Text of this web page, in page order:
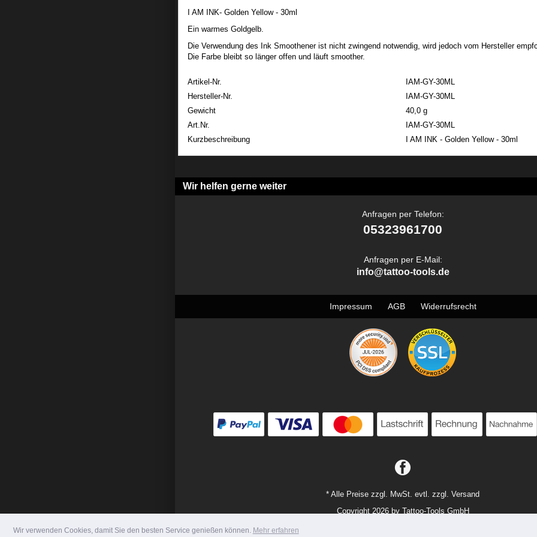
Wir verwenden Cookies, damit Sie den besten Service genießen können. Mehr erfahren
I AM INK- Golden Yellow - 30ml
Ein warmes Goldgelb.
Die Verwendung des Ink Smoothener ist nicht zwingend notwendig, wird jedoch vom Hersteller
Die Farbe bleibt so länger offen und läuft smoother.
Artikel-Nr.
IAM-GY-30ML
Hersteller-Nr.
IAM-GY-30ML
Gewicht
40,0 g
Art.Nr.
IAM-GY-30ML
Kurzbeschreibung
I AM INK - Golden Yellow - 30ml
Wir helfen gerne weiter
Anfragen per Telefon:
05323961700
Anfragen per E-Mail:
info@tattoo-tools.de
Impressum AGB Widerrufsrecht
* Alle Preise zzgl. MwSt. evtl. zzgl. Versand
Copyright 2026 by Tattoo-Tools GmbH